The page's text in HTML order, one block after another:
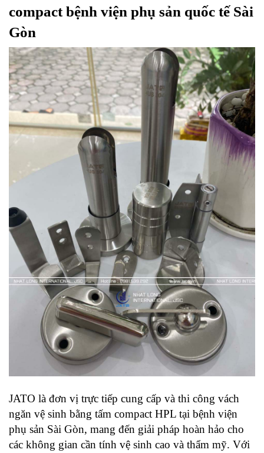
compact bệnh viện phụ sản quốc tế Sài
Gòn
JATO là đơn vị trực tiếp cung cấp và thi công vách
ngăn vệ sinh bằng tấm compact HPL tại bệnh viện
phụ sản Sài Gòn, mang đến giải pháp hoàn hảo cho
các không gian cần tính vệ sinh cao và thẩm mỹ. Với